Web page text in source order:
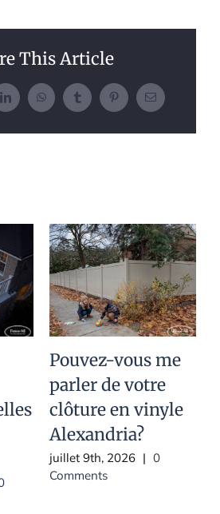
This Article
LinkedInWhatsAppTumblr PinterestEmail
Pouvez-vous me
parler de votre
clôture en vinyle
Alexandria?
juillet 9th, 2026 | 0
Comments